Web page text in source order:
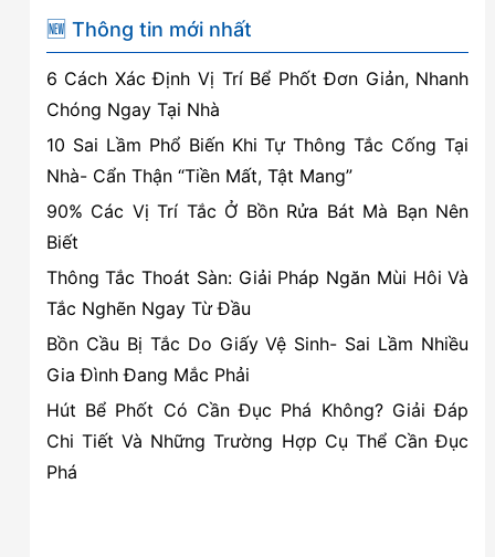
gia
đình
5
người
là
bao
nhiêu?
🆕 Thông tin mới nhất
6 Cách Xác Định Vị Trí Bể Phốt Đơn Giản, Nhanh
Chóng Ngay Tại Nhà
10 Sai Lầm Phổ Biến Khi Tự Thông Tắc Cống Tại
Nhà- Cẩn Thận “Tiền Mất, Tật Mang”
90% Các Vị Trí Tắc Ở Bồn Rửa Bát Mà Bạn Nên
Biết
Thông Tắc Thoát Sàn: Giải Pháp Ngăn Mùi Hôi Và
Tắc Nghẽn Ngay Từ Đầu
Bồn Cầu Bị Tắc Do Giấy Vệ Sinh- Sai Lầm Nhiều
Gia Đình Đang Mắc Phải
Hút Bể Phốt Có Cần Đục Phá Không? Giải Đáp
Chi Tiết Và Những Trường Hợp Cụ Thể Cần Đục
Phá